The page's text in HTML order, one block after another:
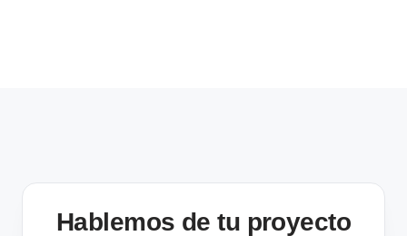
Hablemos de tu proyecto